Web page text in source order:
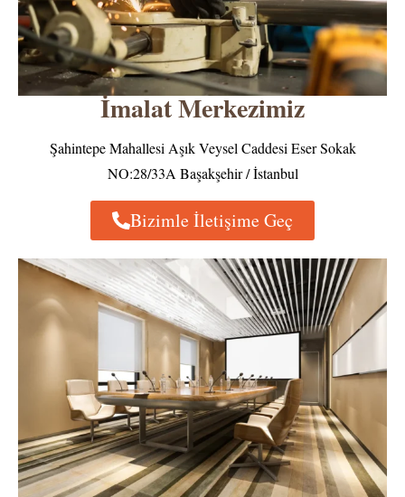
İmalat Merkezimiz
Şahintepe Mahallesi Aşık Veysel Caddesi Eser Sokak
NO:28/33A Başakşehir / İstanbul
Bizimle İletişime Geç